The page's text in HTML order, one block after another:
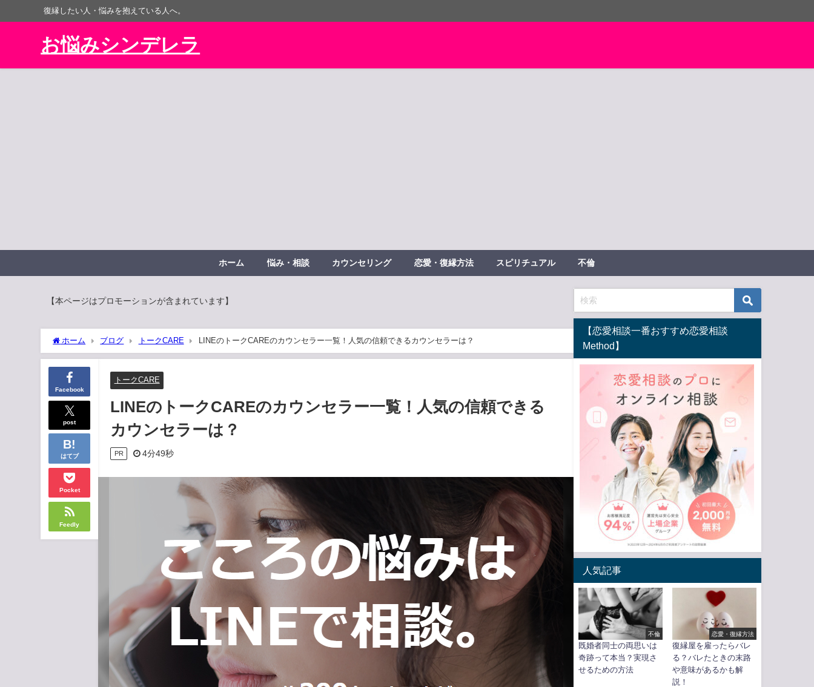
復縁したい人・悩みを抱えている人へ。
お悩みシンデレラ
ホーム 悩み・相談 カウンセリング 恋愛・復縁方法 スピリチュアル 不倫
【本ページはプロモーションが含まれています】
ホーム ブログ トークCARE LINEのトークCAREのカウンセラー一覧！人気の信頼できるカウンセラーは？
Facebook
post
はてブ
Pocket
Feedly
トークCARE
LINEのトークCAREのカウンセラー一覧！人気の信頼できる
カウンセラーは？
PR 4分49秒
【恋愛相談一番おすすめ恋愛相談
Method】
人気記事
不倫
既婚者同士の両思いは
奇跡って本当？実現さ
せるための方法
恋愛・復縁方法
復縁屋を雇ったらバレ
る？バレたときの末路
や意味があるかも解
説！